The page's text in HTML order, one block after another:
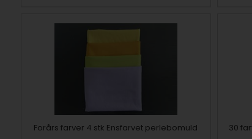
Forårs farver 4 stk Ensfarvet perlebomuld 30